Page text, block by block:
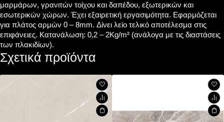
μαρμάρων, γρανιτών τοίχου και δαπέδου, εξωτερικών και
εσωτερικών χώρων. Έχει εξαιρετική εργασιμότητα. Εφαρμόζεται
για πλάτος αρμών 0 – 8mm. Δίνει λείο τελικό αποτέλεσμα στις
επιφάνειες. Κατανάλωση: 0,2 – 2Kg/m² (ανάλογα με τις διαστάσεις
των πλακιδίων).
Σχετικά προϊόντα